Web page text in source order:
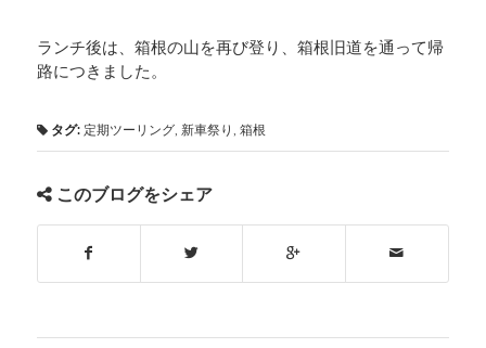
ランチ後は、箱根の山を再び登り、箱根旧道を通って帰
路につきました。
タグ: 定期ツーリング, 新車祭り 箱根
このブログをシェア